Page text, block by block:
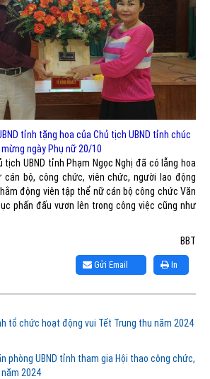
tỉnh tặng hoa của Chủ tịch UBND tỉnh chúc
mừng ngày Phụ nữ 20/10
tịch UBND tỉnh Phạm Ngọc Nghị đã có lẵng hoa
bộ, công chức, viên chức, người lao động
động viên tập thể nữ cán bộ công chức Văn
phấn đấu vươn lên trong công việc cũng như
BBT
In
Gửi Email
tổ chức hoạt động vui Tết Trung thu năm 2024
phòng UBND tỉnh tham gia Hội thao công chức,
2024